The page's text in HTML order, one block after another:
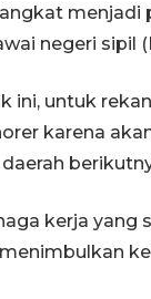
menjadi
negeri sipil
ini, untuk
karena
kerja yang